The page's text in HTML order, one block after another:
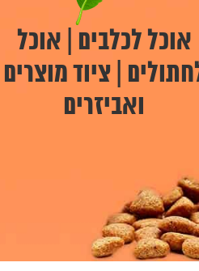
אוכל לכלבים | אוכל
| ציוד מוצרים
ואביזרים